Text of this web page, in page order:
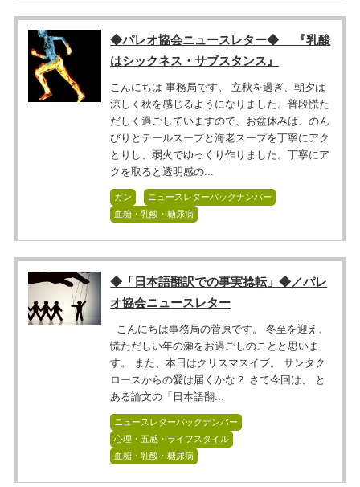
◆パレオ協会ニュースレター◆ 『乳酸
はシックネス・サブスタンス』
こんにちは 事務局です。 立秋を過ぎ、朝夕は
涼しく秋を感じるようになりました。普段慌た
だしく過ごしていますので、お盆休みは、のん
びりとテールスープと海老スープを丁寧にアク
とりし、弱火でゆっくり作りました。丁寧にア
クを取ると透明感の...
ガン
ニュースレターバックナンバー
血糖・乳酸・糖尿病
◆「日本語翻訳での事実捻転」◆／パレ
オ協会ニュースレター
こんにちは事務局の菅原です。 冬至を迎え、
慌ただしい年の瀬をお過ごしのことと思いま
す。 また、本日はクリスマスイブ。 サンタク
ロースからの愛は届くかな？ さて今回は、 と
ある論文の「日本語翻...
ニュースレターバックナンバー
心理・五感・ライフスタイル
血糖・乳酸・糖尿病